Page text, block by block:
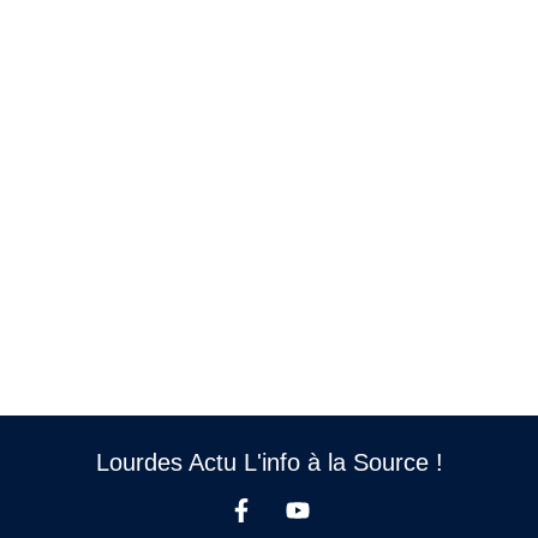
Lourdes Actu L'info à la Source !